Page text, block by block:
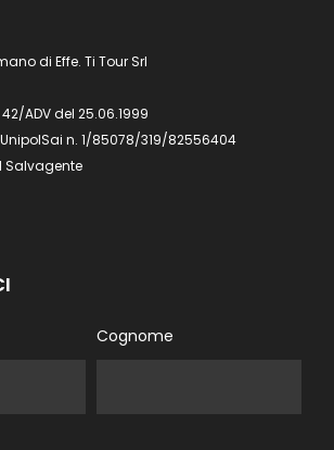
di Effe. Ti Tour Srl
ADV del 25.06.1999
n. 1/85078/319/82556404
Salvagente
Cognome